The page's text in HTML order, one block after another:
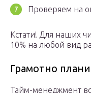
Проверяем на
Кстати! Для наших
10% на любой вид
Грамотно
Тайм-менеджмент